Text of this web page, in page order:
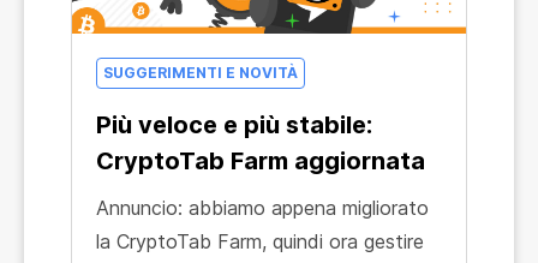
SUGGERIMENTI E NOVITÀ
Più veloce e più stabile:
CryptoTab Farm aggiornata
Annuncio: abbiamo appena migliorato
la CryptoTab Farm, quindi ora gestire